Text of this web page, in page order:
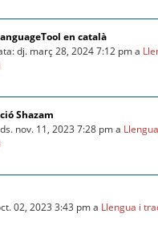
en català
dj. març 28, 2024 7:12 pm a
Shazam
nov. 11, 2023 7:28 pm a
02, 2023 3:43 pm a Llengua i